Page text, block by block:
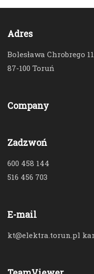
Adres
Bolesława Chrobrego
87-100 Toruń
Company
Zadzwoń
600 458 144
516 456 703
E-mail
kt@elektra.torun.pl